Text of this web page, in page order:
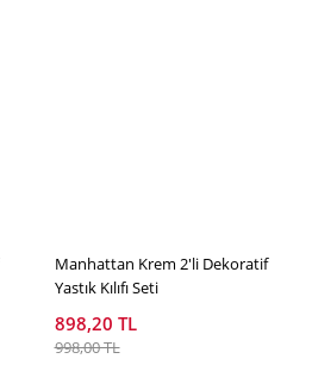
Manhattan Krem 2'li Dekoratif
Yastık Kılıfı Seti
898,20 TL
998,00 TL